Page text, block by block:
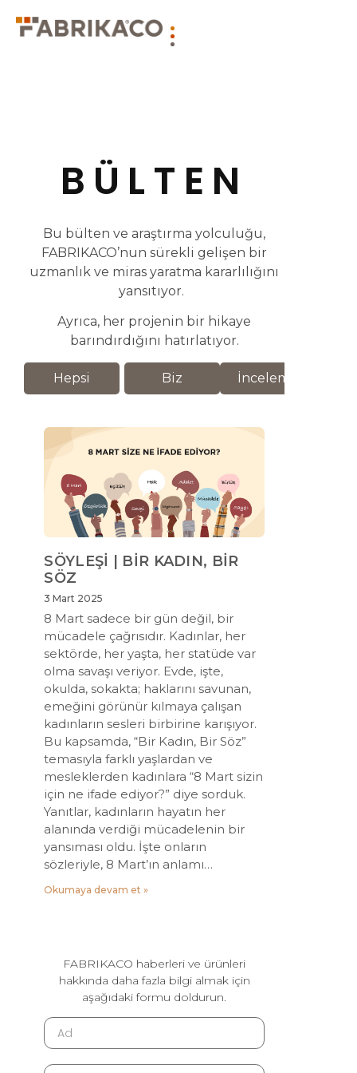
BÜLTEN
Bu bülten ve araştırma yolculuğu,
FABRIKACO’nun sürekli gelişen bir
uzmanlık ve miras yaratma kararlılığını
yansıtıyor.
Ayrıca, her projenin bir hikaye
barındırdığını hatırlatıyor.
Hepsi Biz İnceleme
SÖYLEŞİ | BİR KADIN, BİR
SÖZ
3 Mart 2025
8 Mart sadece bir gün değil, bir
mücadele çağrısıdır. Kadınlar, her
sektörde, her yaşta, her statüde var
olma savaşı veriyor. Evde, işte,
okulda, sokakta; haklarını savunan,
emeğini görünür kılmaya çalışan
kadınların sesleri birbirine karışıyor.
Bu kapsamda, “Bir Kadın, Bir Söz”
temasıyla farklı yaşlardan ve
mesleklerden kadınlara “8 Mart sizin
için ne ifade ediyor?” diye sorduk.
Yanıtlar, kadınların hayatın her
alanında verdiği mücadelenin bir
yansıması oldu. İşte onların
sözleriyle, 8 Mart’ın anlamı…
Okumaya devam et »
FABRIKACO haberleri ve ürünleri
hakkında daha fazla bilgi almak için
aşağıdaki formu doldurun.